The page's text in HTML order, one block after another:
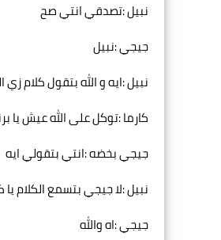
نبيل :تصدقي انتي صح
جيجي :نبيل
نبيل :ايه و الله بتقول كلام زي
كارما :توكل على الله عيش
جيجي بخضه :انتي بتقولي ايه
نبيل :لا جيجي بتسمع الكلام
جيجي :اه والله